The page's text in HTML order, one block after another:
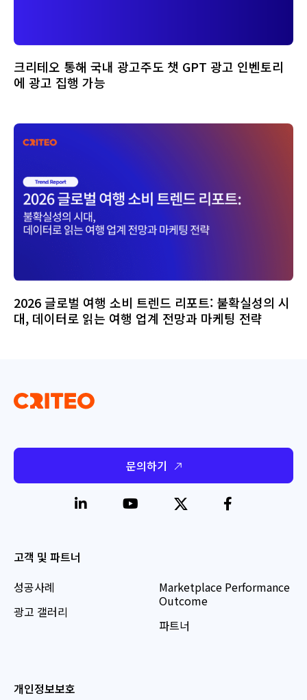
크리테오 통해 국내 광고주도 챗 GPT 광고 인벤토리
에 광고 집행 가능
2026 글로벌 여행 소비 트렌드 리포트: 불확실성의 시
대, 데이터로 읽는 여행 업계 전망과 마케팅 전략
문의하기
고객 및 파트너
성공사례
광고 갤러리
Marketplace Performance
Outcome
파트너
개인정보보호